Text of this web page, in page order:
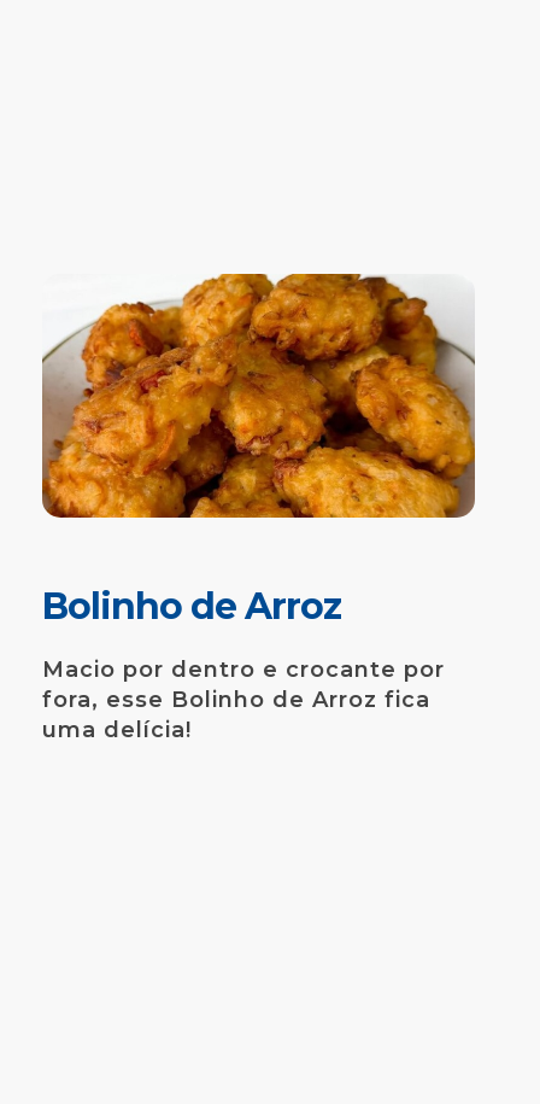
Bolinho de Arroz
Macio por dentro e crocante por
fora, esse Bolinho de Arroz fica
uma delícia!